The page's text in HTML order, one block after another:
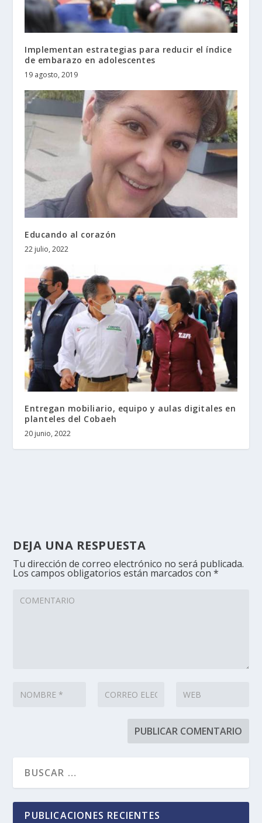
Implementan estrategias para reducir el índice
de embarazo en adolescentes
19 agosto, 2019
Educando al corazón
22 julio, 2022
Entregan mobiliario, equipo y aulas digitales en
planteles del Cobaeh
20 junio, 2022
DEJA UNA RESPUESTA
Tu dirección de correo electrónico no será publicada.
Los campos obligatorios están marcados con*
PUBLICACIONES RECIENTES